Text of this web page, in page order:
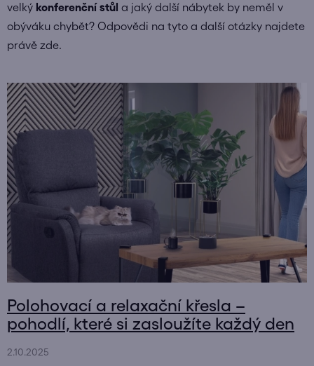
velký konferenční stůl a jaký další nábytek by neměl v
obýváku chybět? Odpovědi na tyto a další otázky najdete
právě zde.
V
ý
p
i
s
č
l
á
n
k
Polohovací a relaxační křesla –
pohodlí, které si zasloužíte každý den
2.10.2025